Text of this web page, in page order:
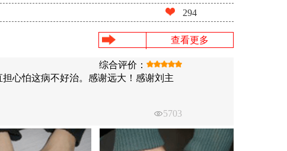
294
查看更多
综合评价：
心怕这病不好治。感谢远大！感谢刘主
5703